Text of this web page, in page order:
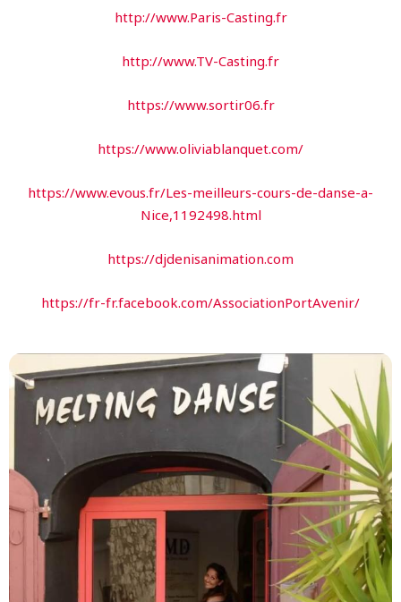
http://www.Paris-Casting.fr
http://www.TV-Casting.fr
https://www.sortir06.fr
https://www.oliviablanquet.com/
https://www.evous.fr/Les-meilleurs-cours-de-danse-a-
Nice,1192498.html
https://djdenisanimation.com
https://fr-fr.facebook.com/AssociationPortAvenir/